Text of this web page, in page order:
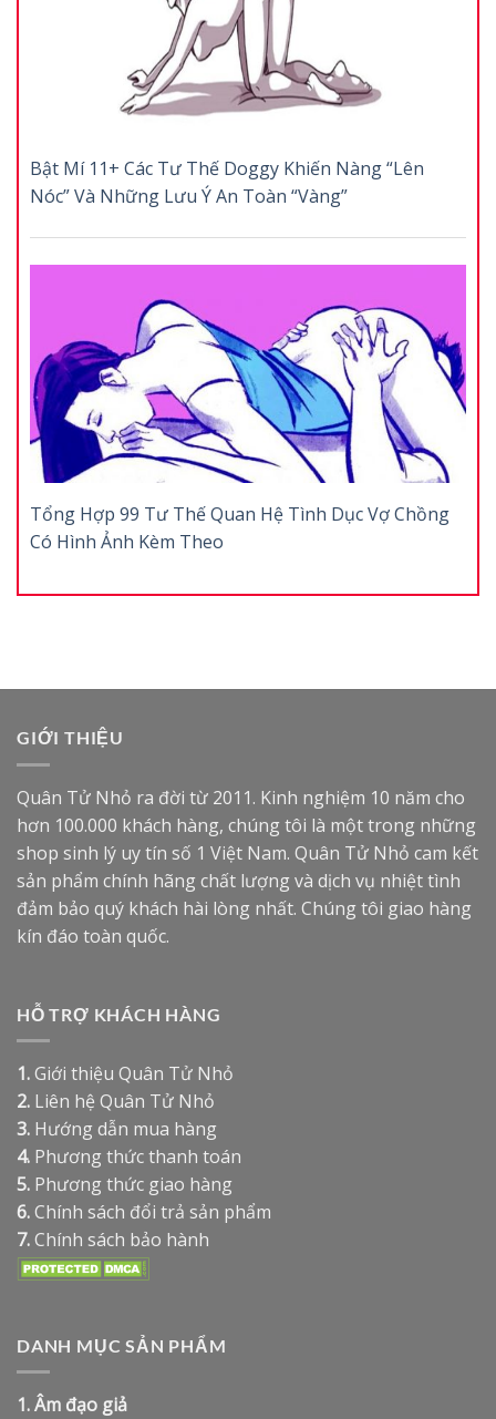
Bật Mí 11+ Các Tư Thế Doggy Khiến Nàng “Lên
Nóc” Và Những Lưu Ý An Toàn “Vàng”
Tổng Hợp 99 Tư Thế Quan Hệ Tình Dục Vợ Chồng
Có Hình Ảnh Kèm Theo
GIỚI THIỆU
Quân Tử Nhỏ ra đời từ 2011. Kinh nghiệm 10 năm cho
hơn 100.000 khách hàng, chúng tôi là một trong những
shop sinh lý uy tín số 1 Việt Nam. Quân Tử Nhỏ cam kết
sản phẩm chính hãng chất lượng và dịch vụ nhiệt tình
đảm bảo quý khách hài lòng nhất. Chúng tôi giao hàng
kín đáo toàn quốc.
HỖ TRỢ KHÁCH HÀNG
1.Giới thiệu Quân Tử Nhỏ
2. Liên hệ Quân Tử Nhỏ
3. Hướng dẫn mua hàng
4. Phương thức thanh toán
5. Phương thức giao hàng
6.Chính sách đổi trả sản phẩm
7.Chính sách bảo hành
DANH MỤC SẢN PHẨM
1.Âm đạo giả